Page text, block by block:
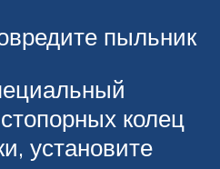
пыльник
колец
установите